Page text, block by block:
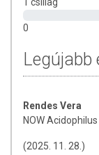
sztearát).
Nem
tartósítószereket.
TOVÁBBI
Tárolás: száraz,
0
Legújabb
Rendes Vera
NOW
(2025. 11. 28.)